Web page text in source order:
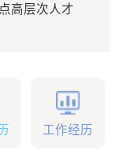
高层次人才
工作经历